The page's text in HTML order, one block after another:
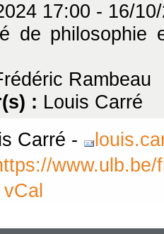
17:00 - 16/
de philosophie
Rambeau
: Louis Carré
Carré -
www.ulb.be/
vCal